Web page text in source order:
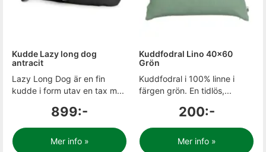
Kudde Lazy long dog
antracit
Lazy Long Dog är en fin
kudde i form utav en tax m...
899:-
Mer info »
Kuddfodral Lino 40x60
Grön
Kuddfodral i 100% linne i
färgen grön. En tidlös,...
200:-
Mer info »